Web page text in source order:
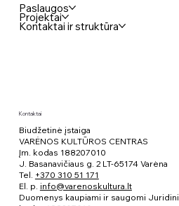
Paslaugos
Projektai
Kontaktai ir struktūra
Kontaktai
Biudžetinė įstaiga
VARĖNOS KULTŪROS CENTRAS
Įm. kodas 188207010
J. Basanavičiaus g. 2 LT-65174 Varėna
Tel. +370 310 51 171
El. p. info@varenoskultura.lt
Duomenys kaupiami ir saugomi